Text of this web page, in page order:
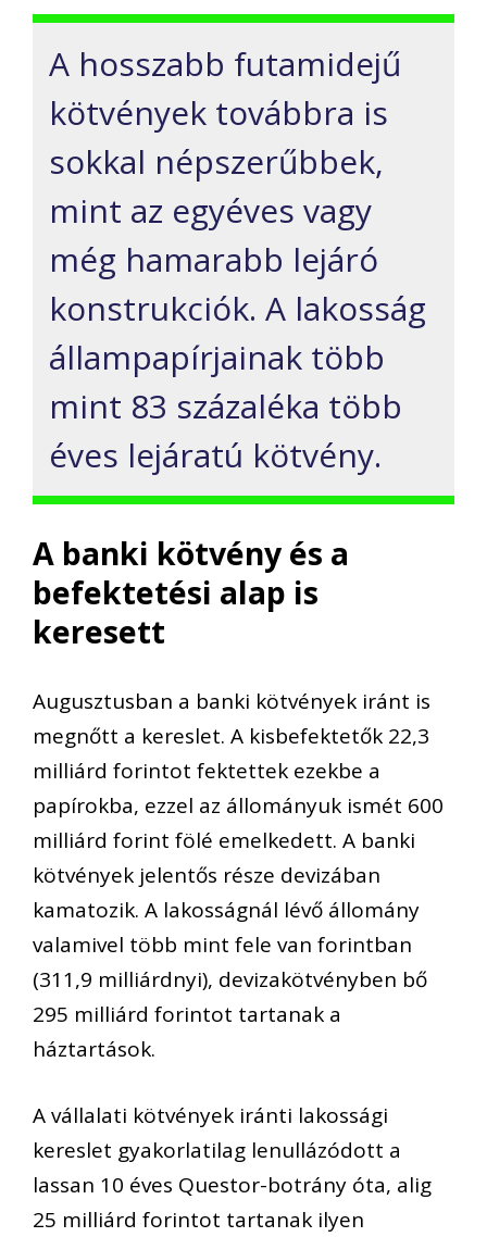
A hosszabb futamidejű
kötvények továbbra is
sokkal népszerűbbek,
mint az egyéves vagy
még hamarabb lejáró
konstrukciók. A lakosság
állampapírjainak több
mint 83 százaléka több
éves lejáratú kötvény.
A banki kötvény és a
befektetési alap is
keresett
Augusztusban a banki kötvények iránt is
megnőtt a kereslet. A kisbefektetők 22,3
milliárd forintot fektettek ezekbe a
papírokba, ezzel az állományuk ismét 600
milliárd forint fölé emelkedett. A banki
kötvények jelentős része devizában
kamatozik. A lakosságnál lévő állomány
valamivel több mint fele van forintban
(311,9 milliárdnyi), devizakötvényben bő
295 milliárd forintot tartanak a
háztartások.
A vállalati kötvények iránti lakossági
kereslet gyakorlatilag lenullázódott a
lassan 10 éves Questor-botrány óta, alig
25 milliárd forintot tartanak ilyen